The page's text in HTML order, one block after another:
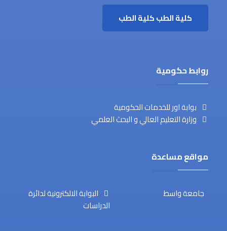
كلية الطبكلية الطب
روابط حكومية
بوابة اور للخدمات الحكومية
وزارة التعليم العالي و البحث العلمي
مواقع مساعدة
جامعة واسط
البوابة الالكترونية لدائرة
الدراسات